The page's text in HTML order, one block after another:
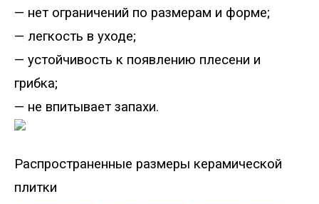
— нет ограничений по размерам и форме;
— легкость в уходе;
— устойчивость к появлению плесени и
грибка;
— не впитывает запахи.
Распространенные размеры керамической
плитки